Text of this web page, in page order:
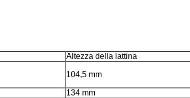
Altezza della lattina
104,5 mm
134 mm